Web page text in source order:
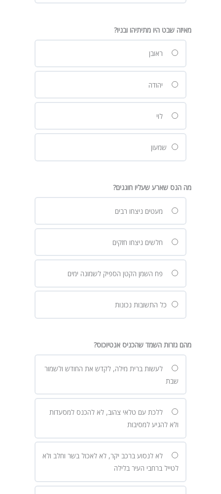
מאיזה שבט היו מתיתיהו ובניו?
ראובן
יהודה
לוי
שמעון
מה הנס שארע שעליו חוגגים?
מעטים ניצחו רבים
חלשים ניצחו חזקים
פח השמן הקטן הספיק לשמונה ימים
כל התשובות נכונות
מהם גזרות השמד שהכניס אנטיוכוס?
לעשות ברית מילה, לקדש את החודש ולשמור
שבת
ללכת עם טלאי צהוב, לא להכנס למסעדות
ולא להגיע למסיבות
לא לנסוע ברכב יקר, לא לאכול בשר וחלב ולא
לטייל ברחבי העיר בלילה